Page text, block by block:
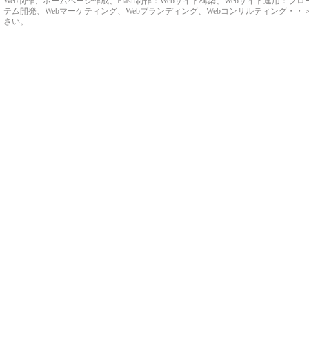
テム開発、Webマーケティング、Webブランディング、Webコンサルティング・
さい。